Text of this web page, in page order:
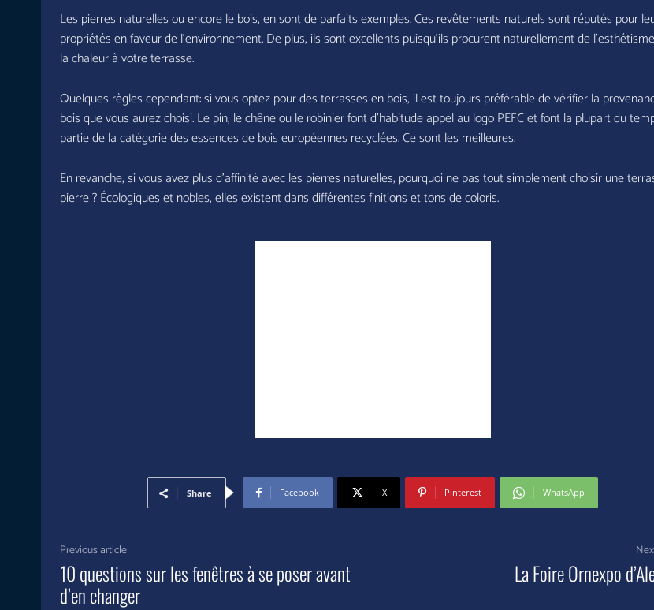
Les pierres naturelles ou encore le bois, en sont de parfaits exemples. Ces revêtements naturels sont réputés pour
propriétés en faveur de l’environnement. De plus, ils sont excellents puisqu’ils procurent naturellement de
la chaleur à votre terrasse.
Quelques règles cependant: si vous optez pour des terrasses en bois, il est toujours préférable de vérifier la
bois que vous aurez choisi. Le pin, le chêne ou le robinier font d’habitude appel au logo PEFC et font la plupart du
partie de la catégorie des essences de bois européennes recyclées. Ce sont les meilleures.
En revanche, si vous avez plus d’affinité avec les pierres naturelles, pourquoi ne pas tout simplement choisir une
pierre ? Écologiques et nobles, elles existent dans différentes finitions et tons de coloris.
Share Facebook X Pinterest WhatsApp
Previous article
10 questions sur les fenêtres à se poser avant
d’en changer
La Foire Ornexpo